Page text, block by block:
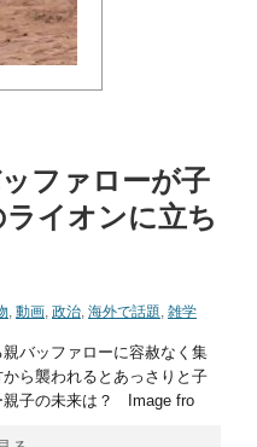
ッファローが子
イオンに立ち
, 動画, 政治, 海外で話題, 雑学
バッファローに容赦なく集
ら襲われるとあっさりと子
親子の未来は？ Image fro